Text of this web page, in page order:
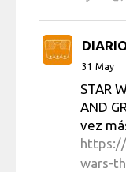
31 May
STAR
AND
vez
wars-